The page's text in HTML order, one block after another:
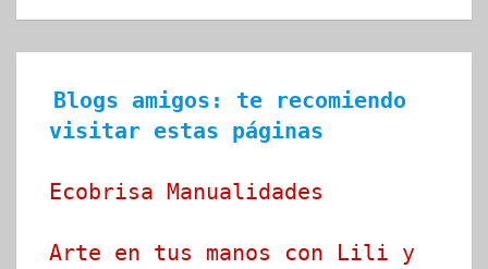
Blogs amigos: te recomiendo
visitar estas páginas
Ecobrisa Manualidades
Arte en tus manos con Lili y